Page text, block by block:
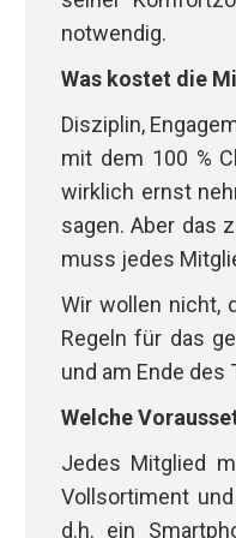
notwendig.
Was kostet die
Disziplin,
mit dem 100 %
wirklich ernst
sagen. Aber das
muss jedes
Wir wollen nicht,
Regeln für das
und am Ende des
Welche
Jedes Mitglied
Vollsortiment
d.h. ein